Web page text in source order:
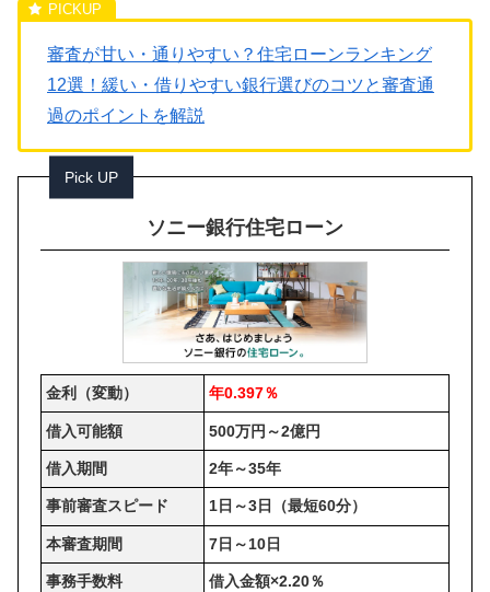
審査が甘い・通りやすい？住宅ローンランキング
12選！緩い・借りやすい銀行選びのコツと審査通
過のポイントを解説
Pick UP
ソニー銀行住宅ローン
金利（変動） 年0.397％
借入可能額 500万円～2億円
借入期間 2年～35年
事前審査スピード 1日～3日（最短60分）
本審査期間 7日～10日
事務手数料 借入金額×2.20％